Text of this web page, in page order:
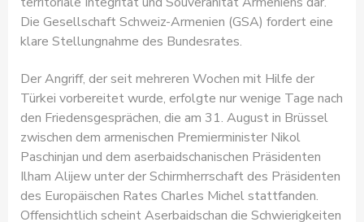
Die Gesellschaft Schweiz-Armenien (GSA) fordert eine
klare Stellungnahme des Bundesrates.
Der Angriff, der seit mehreren Wochen mit Hilfe der
Türkei vorbereitet wurde, erfolgte nur wenige Tage nach
den Friedensgesprächen, die am 31. August in Brüssel
zwischen dem armenischen Premierminister Nikol
Paschinjan und dem aserbaidschanischen Präsidenten
Ilham Alijew unter der Schirmherrschaft des Präsidenten
des Europäischen Rates Charles Michel stattfanden.
Offensichtlich scheint Aserbaidschan die Schwierigkeiten